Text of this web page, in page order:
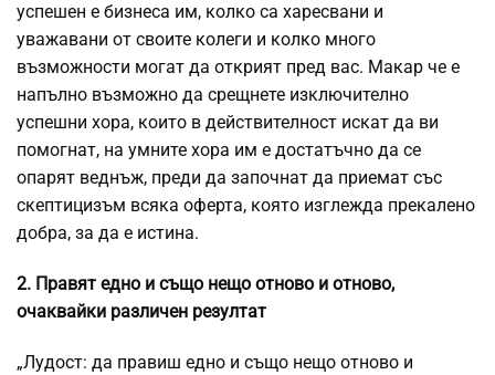
успешен е бизнеса им, колко са харесвани и
уважавани от своите колеги и колко много
възможности могат да открият пред вас. Макар че е
напълно възможно да срещнете изключително
успешни хора, които в действителност искат да ви
помогнат, на умните хора им е достатъчно да се
опарят веднъж, преди да започнат да приемат със
скептицизъм всяка оферта, която изглежда прекалено
добра, за да е истина.
2. Правят едно и също нещо отново и отново,
очаквайки различен резултат
„Лудост: да правиш едно и също нещо отново и